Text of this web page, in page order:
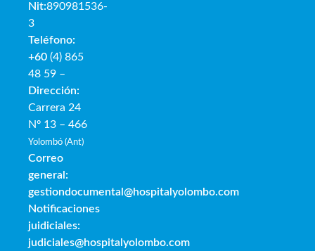
Nit:890981536-
3
Teléfono:
+60 (4) 865
48 59 –
Dirección:
Carrera 24
Nº 13 – 466
Yolombó (Ant)
Correo
general:
gestiondocumental@hospitalyolombo.com
Notificaciones
juidiciales:
judiciales@hospitalyolombo.com